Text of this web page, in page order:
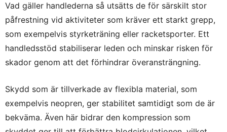
Vad gäller handlederna så utsätts de för särskilt stor
påfrestning vid aktiviteter som kräver ett starkt grepp,
som exempelvis styrketräning eller racketsporter. Ett
handledsstöd stabiliserar leden och minskar risken för
skador genom att det förhindrar överansträngning.
Skydd som är tillverkade av flexibla material, som
exempelvis neopren, ger stabilitet samtidigt som de är
bekväma. Även här bidrar den kompression som